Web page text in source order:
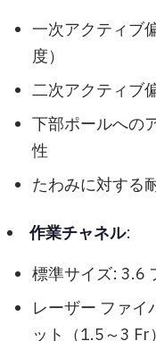
一次アクティブ
度）
二次アクティブ
下部ポールへの
性
たわみに対する
作業チャネル:
標準サイズ: 3.6
レーザー ファ
ット（1.5～3 Fr